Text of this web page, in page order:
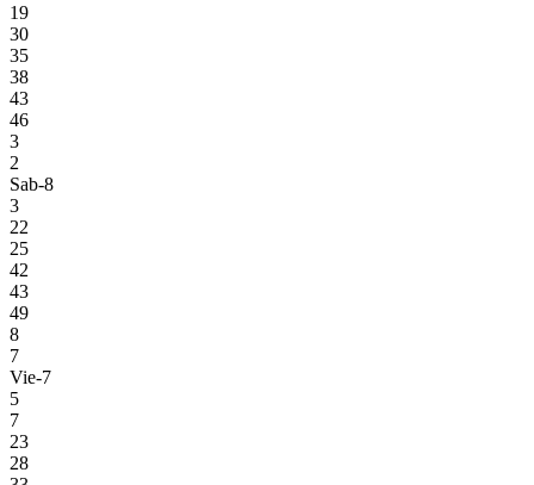
19
30
35
38
43
46
3
2
Sab-8
3
22
25
42
43
49
8
7
Vie-7
5
7
23
28